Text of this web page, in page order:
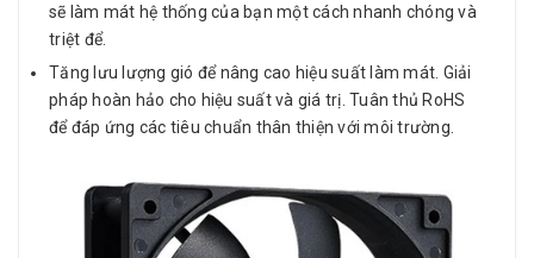
sẽ làm mát hệ thống của bạn một cách nhanh chóng và
triệt để.
Tăng lưu lượng gió để nâng cao hiệu suất làm mát. Giải
pháp hoàn hảo cho hiệu suất và giá trị. Tuân thủ RoHS
để đáp ứng các tiêu chuẩn thân thiện với môi trường.